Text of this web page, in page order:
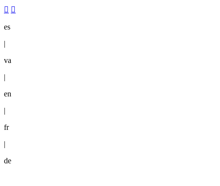
es
|
va
|
en
|
fr
|
de